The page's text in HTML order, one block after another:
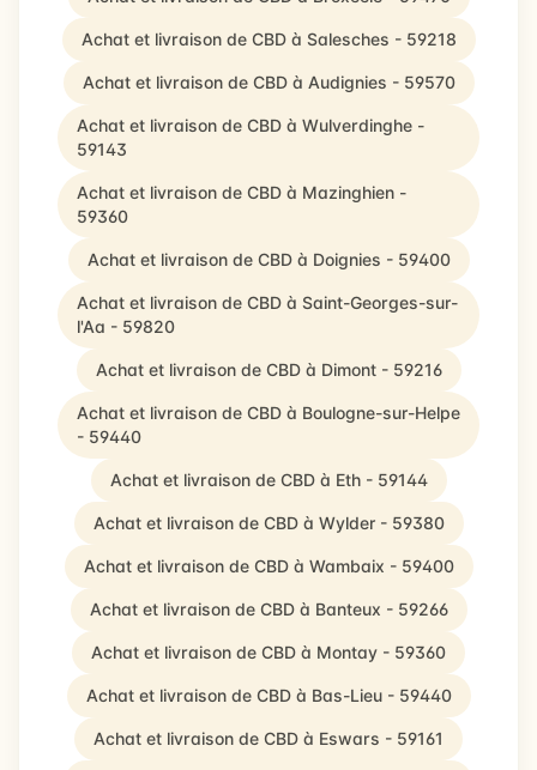
Achat et livraison de CBD à Salesches - 59218
Achat et livraison de CBD à Audignies - 59570
Achat et livraison de CBD à Wulverdinghe -
59143
Achat et livraison de CBD à Mazinghien -
59360
Achat et livraison de CBD à Doignies - 59400
Achat et livraison de CBD à Saint-Georges-sur-
l'Aa - 59820
Achat et livraison de CBD à Dimont - 59216
Achat et livraison de CBD à Boulogne-sur-Helpe
- 59440
Achat et livraison de CBD à Eth - 59144
Achat et livraison de CBD à Wylder - 59380
Achat et livraison de CBD à Wambaix - 59400
Achat et livraison de CBD à Banteux - 59266
Achat et livraison de CBD à Montay - 59360
Achat et livraison de CBD à Bas-Lieu - 59440
Achat et livraison de CBD à Eswars - 59161